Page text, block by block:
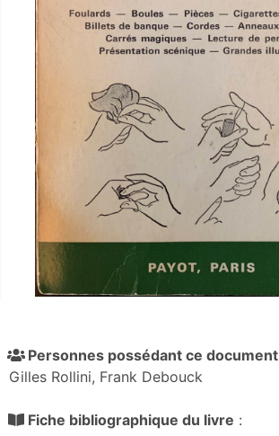
Personnes possédant ce document
Gilles Rollini, Frank Debouck
Fiche bibliographique du livre :